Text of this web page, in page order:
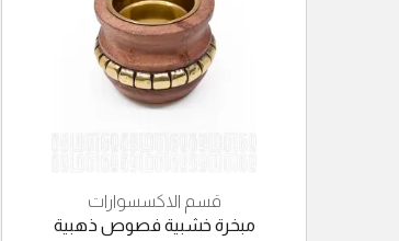
قسم الاكسسوارات
مبخرة خشبية فصوص ذهبية